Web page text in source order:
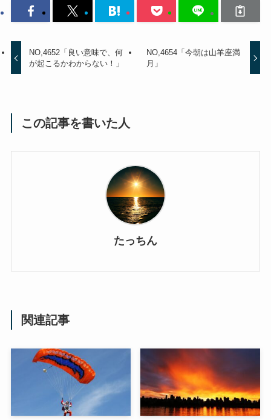
NO,4652「良い意味で、何
が起こるかわからない！」
NO,4654「今朝は山羊座満
月」
この記事を書いた人
たっちん
関連記事